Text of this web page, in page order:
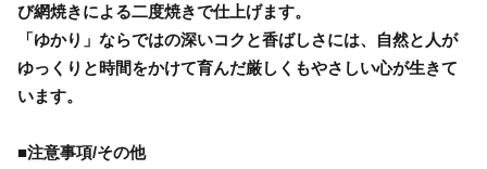
び網焼きによる二度焼きで仕上げます。
「ゆかり」ならではの深いコクと香ばしさには、自然と人が
ゆっくりと時間をかけて育んだ厳しくもやさしい心が生きて
います。
■注意事項/その他